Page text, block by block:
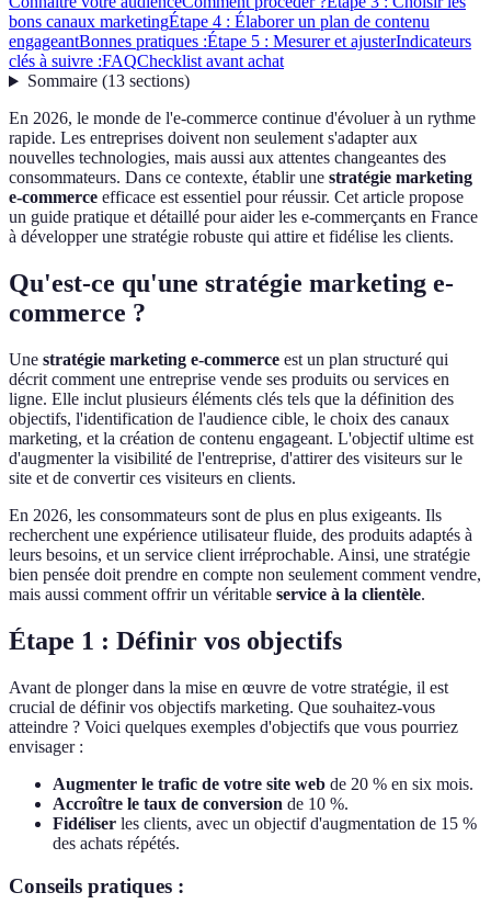
bons canaux marketingÉtape 4 : Élaborer un plan de contenu
engageantBonnes pratiques :Étape 5 : Mesurer et ajusterIndicateurs
clés à suivre :FAQChecklist avant achat
Sommaire(13 sections)
En 2026, le monde de l'e-commerce continue d'évoluer à un rythme
rapide. Les entreprises doivent non seulement s'adapter aux
nouvelles technologies, mais aussi aux attentes changeantes des
consommateurs. Dans ce contexte, établir une stratégie marketing
e-commerce efficace est essentiel pour réussir. Cet article propose
un guide pratique et détaillé pour aider les e-commerçants en France
à développer une stratégie robuste qui attire et fidélise les clients.
Qu'est-ce qu'une stratégie marketing e-
commerce ?
Une stratégie marketing e-commerce est un plan structuré qui
décrit comment une entreprise vende ses produits ou services en
ligne. Elle inclut plusieurs éléments clés tels que la définition des
objectifs, l'identification de l'audience cible, le choix des canaux
marketing, et la création de contenu engageant. L'objectif ultime est
d'augmenter la visibilité de l'entreprise, d'attirer des visiteurs sur le
site et de convertir ces visiteurs en clients.
En 2026, les consommateurs sont de plus en plus exigeants. Ils
recherchent une expérience utilisateur fluide, des produits adaptés à
leurs besoins, et un service client irréprochable. Ainsi, une stratégie
bien pensée doit prendre en compte non seulement comment vendre,
mais aussi comment offrir un véritable service à la clientèle.
Étape 1 : Définir vos objectifs
Avant de plonger dans la mise en œuvre de votre stratégie, il est
crucial de définir vos objectifs marketing. Que souhaitez-vous
atteindre ? Voici quelques exemples d'objectifs que vous pourriez
envisager :
Augmenter le trafic de votre site web de 20 % en six mois.
Accroître le taux de conversion de 10 %.
Fidéliser les clients, avec un objectif d'augmentation de 15 %
des achats répétés.
Conseils pratiques :